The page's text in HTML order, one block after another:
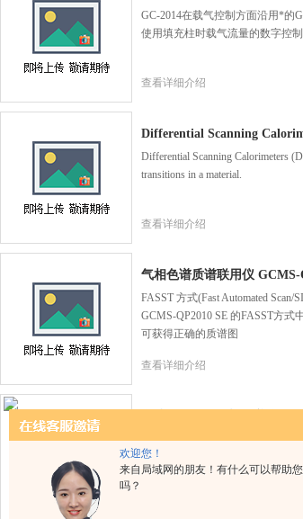
欢迎您！
来自局域网的朋友！有什么可以帮助
吗？
GC-2014在载气控制方面沿用*的
使用填充柱时载气流量的数字控
查看详细介绍
Differential Scanning
Differential Scanning Calorimeters
transitions in a material.
查看详细介绍
气相色谱质谱联用仪 GCMS-
FASST 方式(Fast Automated
GCMS-QP2010 SE 的FASST方
可获得正确的质谱图
查看详细介绍
GC2010气相色谱仪的性能是追
流量控制器)，并对样品汽化室、
性。